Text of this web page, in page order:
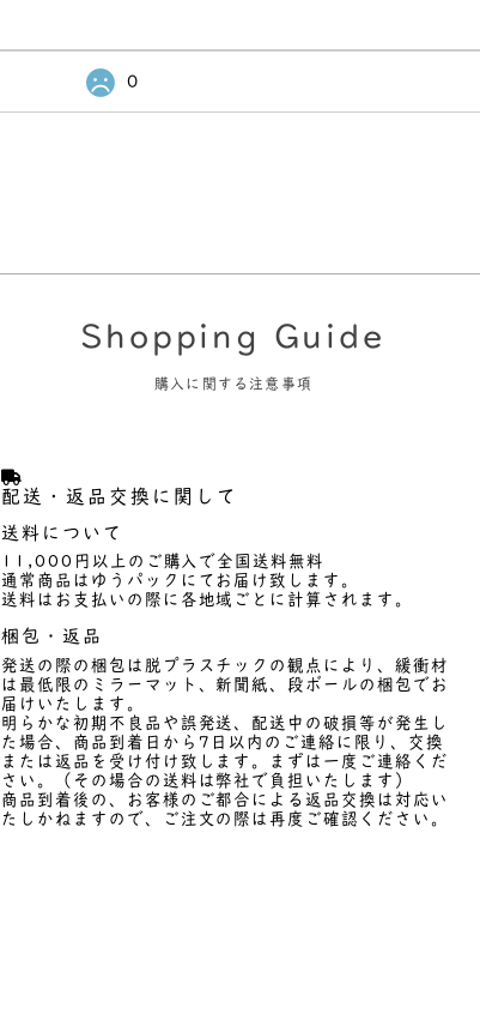
0
Shopping Guide
購入に関する注意事項
配送・返品交換に関して
送料について
11,000円以上のご購入で全国送料無料
通常商品はゆうパックにてお届け致します。
送料はお支払いの際に各地域ごとに計算されます。
梱包・返品
発送の際の梱包は脱プラスチックの観点により、緩衝材
は最低限のミラーマット、新聞紙、段ボールの梱包でお
届けいたします。
明らかな初期不良品や誤発送、配送中の破損等が発生し
た場合、商品到着日から7日以内のご連絡に限り、交換
または返品を受け付け致します。まずは一度ご連絡くだ
さい。（その場合の送料は弊社で負担いたします）
商品到着後の、お客様のご都合による返品交換は対応い
たしかねますので、ご注文の際は再度ご確認ください。